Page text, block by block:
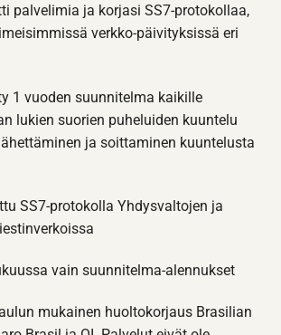
palvelimia ja korjasi SS7-protokollaa,
verkko-päivityksissä eri
1 vuoden suunnitelma kaikille
lukien suorien puheluiden kuuntelu
ja soittaminen kuuntelusta
SS7-protokolla Yhdysvaltojen ja
vain suunnitelma-alennukset
mukainen huoltokorjaus Brasilian